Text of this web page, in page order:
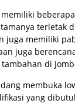
memiliki
terletak
juga memiliki
juga
di
membuka
yang